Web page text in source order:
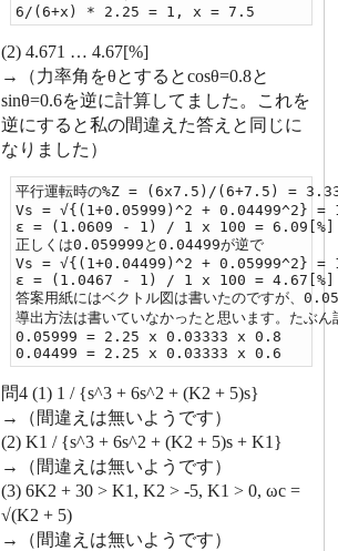
6/(6+x) * 2.25 = 1, x = 7.5
(2) 4.671 … 4.67[%]
→（力率角をθとするとcosθ=0.8と
sinθ=0.6を逆に計算してました。これを
逆にすると私の間違えた答えと同じに
なりました）
平行運転時の%Z = (6x7.5)/(6+7.5) =
Vs = √{(1+0.05999)^2 + 0.04499^2} =
ε = (1.0609 - 1) / 1 x 100 = 6.09[%]
正しくは0.059999と0.04499が逆で
Vs = √{(1+0.04499)^2 + 0.05999^2} =
ε = (1.0467 - 1) / 1 x 100 = 4.67[%]
答案用紙にはベクトル図は書いたのですが、
導出方法は書いていなかったと思います。たぶん
0.05999 = 2.25 x 0.03333 x 0.8
0.04499 = 2.25 x 0.03333 x 0.6
問4 (1) 1 / {s^3 + 6s^2 + (K2 + 5)s}
→（間違えは無いようです）
(2) K1 / {s^3 + 6s^2 + (K2 + 5)s + K1}
→（間違えは無いようです）
(3) 6K2 + 30 > K1, K2 > -5, K1 > 0, ωc =
√(K2 + 5)
→（間違えは無いようです）